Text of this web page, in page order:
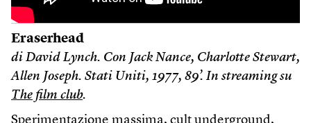
Eraserhead
di David Lynch. Con Jack Nance, Charlotte Stewart,
Allen Joseph. Stati Uniti, 1977, 89’. In streaming su
The film club.